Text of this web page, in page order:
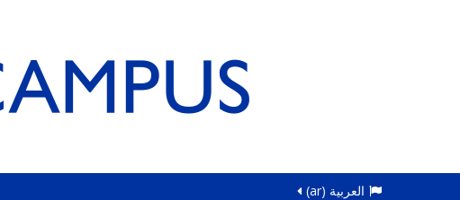
العربية ‎(ar)‎